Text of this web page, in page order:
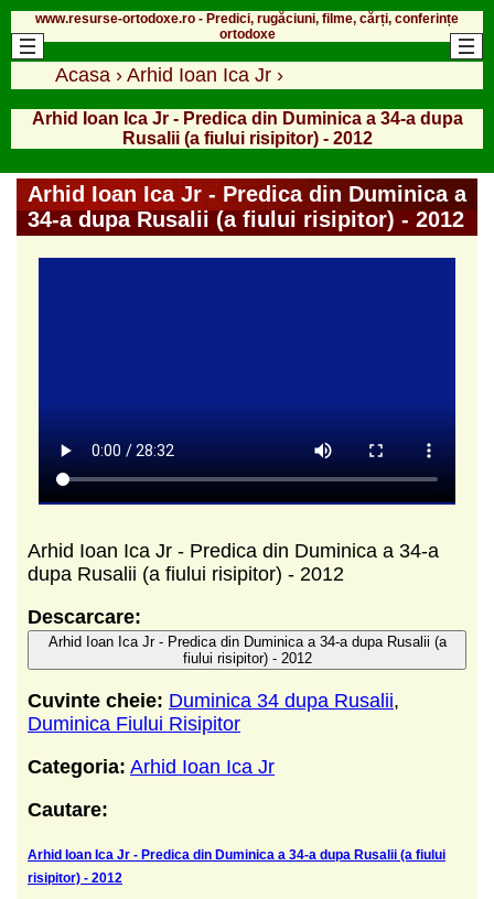
www.resurse-ortodoxe.ro - Predici, rugăciuni, filme, cărți, conferințe
ortodoxe
Acasa › Arhid Ioan Ica Jr ›
Arhid Ioan Ica Jr - Predica din Duminica a 34-a dupa
Rusalii (a fiului risipitor) - 2012
Arhid Ioan Ica Jr - Predica din Duminica a
34-a dupa Rusalii (a fiului risipitor) - 2012
Arhid Ioan Ica Jr - Predica din Duminica a 34-a
dupa Rusalii (a fiului risipitor) - 2012
Descarcare:
Arhid Ioan Ica Jr - Predica din Duminica a 34-a dupa Rusalii (a
fiului risipitor) - 2012
Cuvinte cheie: Duminica 34 dupa Rusalii,
Duminica Fiului Risipitor
Categoria: Arhid Ioan Ica Jr
Cautare:
Arhid Ioan Ica Jr - Predica din Duminica a 34-a dupa Rusalii (a fiului
risipitor) - 2012